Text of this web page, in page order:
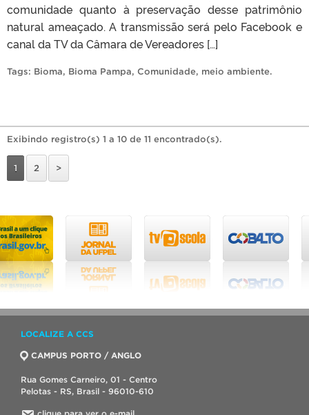
comunidade quanto à preservação desse patrimônio
natural ameaçado. A transmissão será pelo Facebook e
canal da TV da Câmara de Vereadores […]
Tags: Bioma, Bioma Pampa, Comunidade, meio ambiente.
Exibindo registro(s) 1 a 10 de 11 encontrado(s).
1 2 >
LOCALIZE A CCS
CAMPUS PORTO / ANGLO
Rua Gomes Carneiro, 01 - Centro
Pelotas - RS, Brasil - 96010-610
clique para ver o e-mail